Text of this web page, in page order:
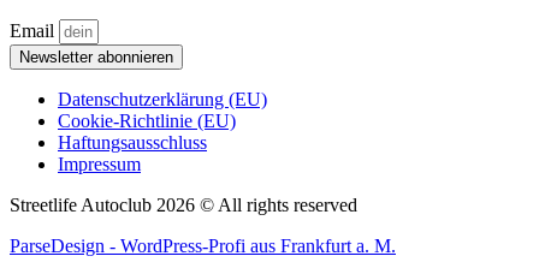
Email
Newsletter abonnieren
Datenschutzerklärung (EU)
Cookie-Richtlinie (EU)
Haftungsausschluss
Impressum
Streetlife Autoclub 2026 © All rights reserved
ParseDesign - WordPress-Profi aus Frankfurt a. M.